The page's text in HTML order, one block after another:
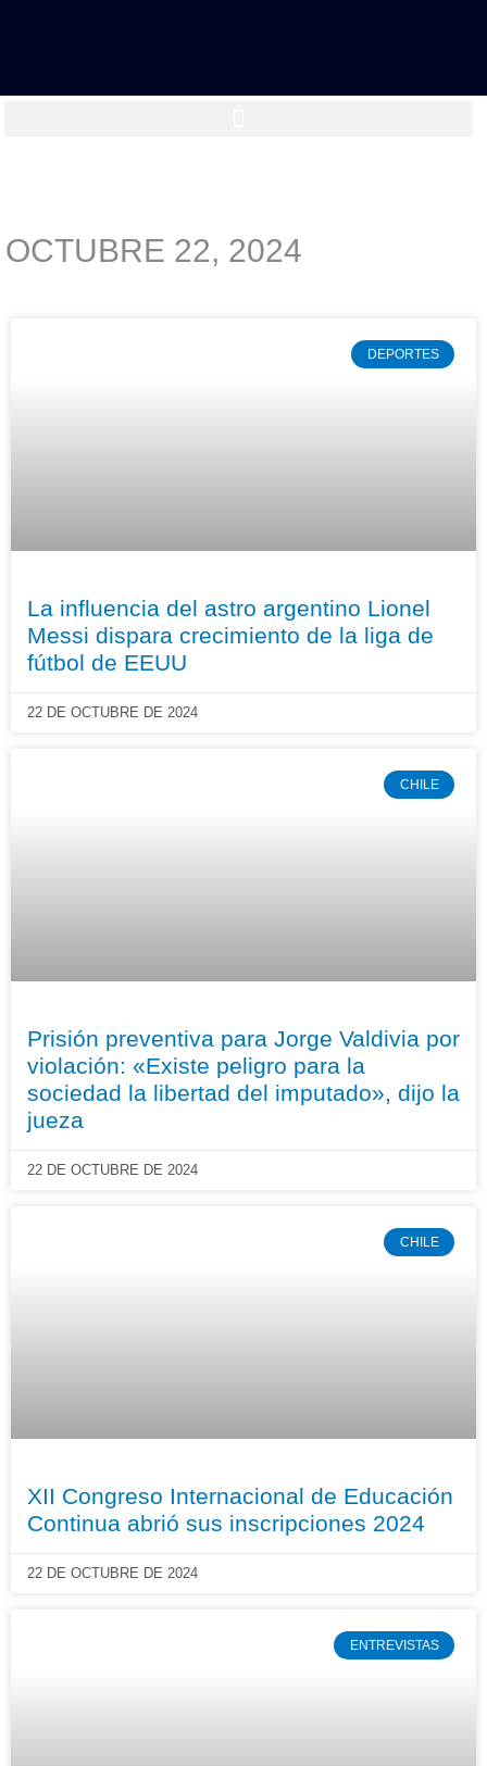
OCTUBRE 22, 2024
DEPORTES
La influencia del astro argentino Lionel
Messi dispara crecimiento de la liga de
fútbol de EEUU
22 DE OCTUBRE DE 2024
CHILE
Prisión preventiva para Jorge Valdivia por
violación: «Existe peligro para la
sociedad la libertad del imputado», dijo la
jueza
22 DE OCTUBRE DE 2024
CHILE
XII Congreso Internacional de Educación
Continua abrió sus inscripciones 2024
22 DE OCTUBRE DE 2024
ENTREVISTAS